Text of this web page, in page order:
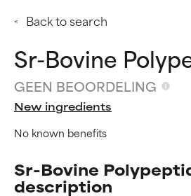
Back to search
Sr-Bovine
GEEN BEOORDELING
New ingredients
No known benefits
Sr-Bovine
description